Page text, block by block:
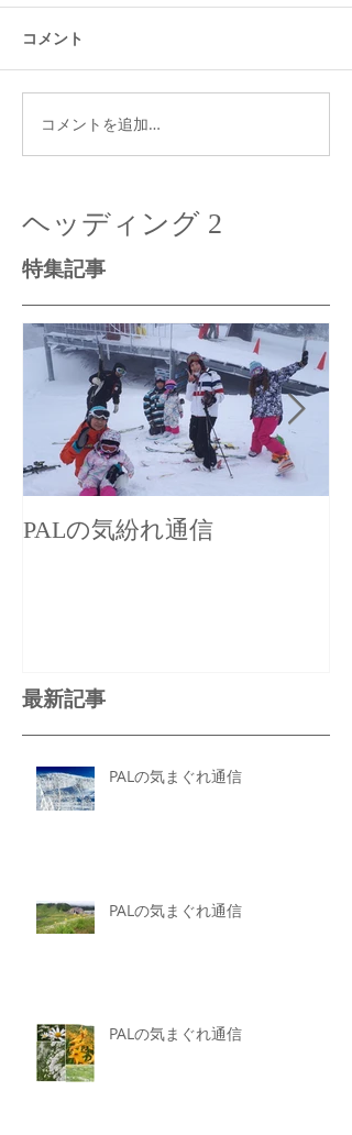
コメント
コメントを追加…
ヘッディング 2
特集記事
PALの気紛れ通信
最新記事
PALの気まぐれ通信
PALの気まぐれ通信
PALの気まぐれ通信